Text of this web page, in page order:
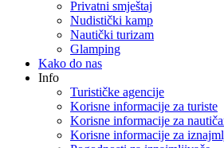
Privatni smještaj
Nudistički kamp
Nautički turizam
Glamping
Kako do nas
Info
Turističke agencije
Korisne informacije za turiste
Korisne informacije za
Korisne informacije za